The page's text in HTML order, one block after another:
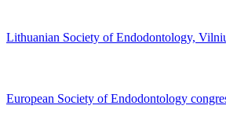
Lithuanian Society of Endodontology,
European Society of Endodontology